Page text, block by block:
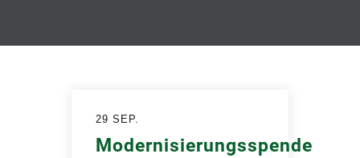
29 SEP.
Modernisierungsspende